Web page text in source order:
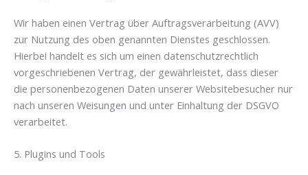
Wir haben einen Vertrag über Auftragsverarbeitung (AVV)
zur Nutzung des oben genannten Dienstes geschlossen.
Hierbei handelt es sich um einen datenschutzrechtlich
vorgeschriebenen Vertrag, der gewährleistet, dass dieser
die personenbezogenen Daten unserer Websitebesucher nur
nach unseren Weisungen und unter Einhaltung der DSGVO
verarbeitet.
5. Plugins und Tools